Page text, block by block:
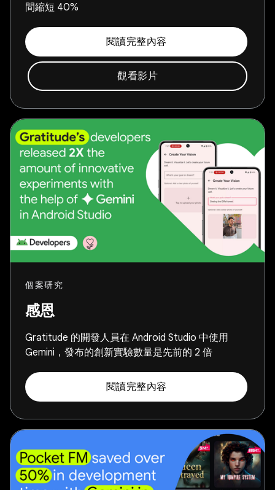
間縮短 40%
閱讀完整內容
觀看影片
個案研究
感恩
Gratitude 的開發人員在 Android Studio 中使用
Gemini，發布的創新實驗數量是先前的 2 倍
閱讀完整內容